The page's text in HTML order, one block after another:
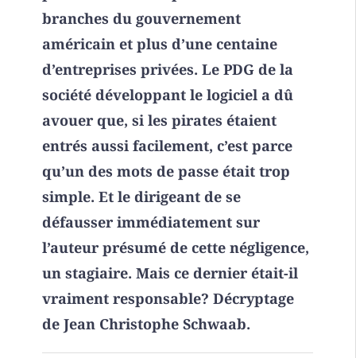
branches du gouvernement
américain et plus d’une centaine
d’entreprises privées. Le PDG de la
société développant le logiciel a dû
avouer que, si les pirates étaient
entrés aussi facilement, c’est parce
qu’un des mots de passe était trop
simple. Et le dirigeant de se
défausser immédiatement sur
l’auteur présumé de cette négligence,
un stagiaire. Mais ce dernier était-il
vraiment responsable? Décryptage
de Jean Christophe Schwaab.